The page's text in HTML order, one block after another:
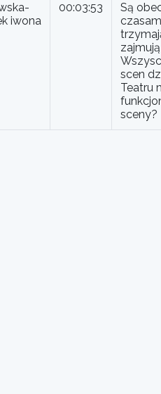
iwona
00:03:53
Są
scen
Teatru
sceny?